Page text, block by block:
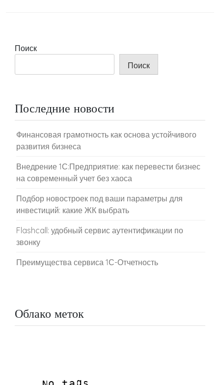
Поиск
Поиск
Последние новости
Финансовая грамотность как основа устойчивого
развития бизнеса
Внедрение 1С:Предприятие: как перевести бизнес
на современный учет без хаоса
Подбор новостроек под ваши параметры для
инвестиций: какие ЖК выбрать
Flashcall: удобный сервис аутентификации по
звонку
Преимущества сервиса 1С-Отчетность
Облако меток